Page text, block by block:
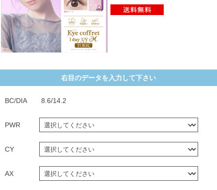
右目のデータを入力して下さい
BC/DIA 8.6/14.2
PWR
CY
AX